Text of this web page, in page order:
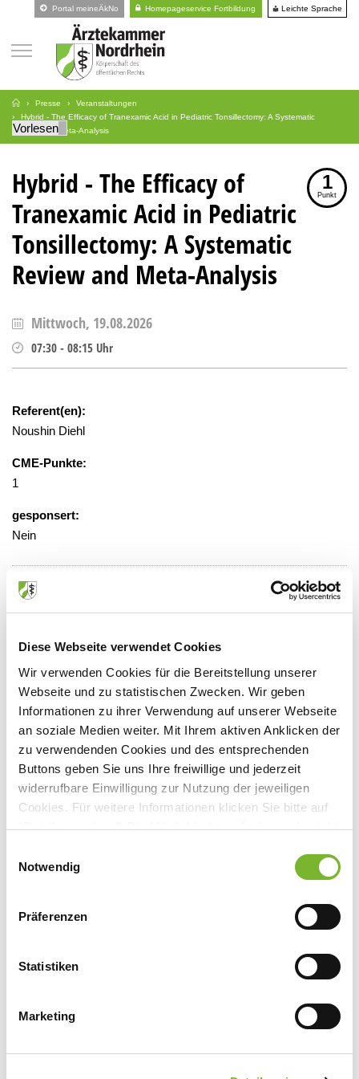
Diese Webseite verwendet Cookies
Wir verwenden Cookies für die Bereitstellung unserer
Webseite und zu statistischen Zwecken. Wir geben
Informationen zu ihrer Verwendung auf unserer Webseite
an soziale Medien weiter. Mit Ihrem aktiven Anklicken der
zu verwendenden Cookies und des entsprechenden
Buttons geben Sie uns Ihre freiwillige und jederzeit
widerrufbare Einwilligung zur Nutzung der jeweiligen
Cookies. Für weitere Informationen klicken Sie bitte auf
"Details anzeigen". Die Möglichkeit zur Änderung besteht
Datenschutzerklärung
Notwendig
Präferenzen
Statistiken
Marketing
Portal meineÄkNo Homepageservice Fortbildung Leichte Sprache
Presse
Veranstaltungen
Hybrid - The Efficacy of Tranexamic Acid in Pediatric Tonsillectomy: A Systematic
Review and Meta-Analysis
Vorlesen
Hybrid - The Efficacy of
Tranexamic Acid in Pediatric
Tonsillectomy: A Systematic
Review and Meta-Analysis
1
Punkt
Mittwoch, 19.08.2026
07:30 - 08:15 Uhr
Referent(en):
Noushin Diehl
CME-Punkte:
1
gesponsert:
Nein
gebührenfrei, Anmeldung erforderlich
Universitätsklinikum, Geb. A04, Raum
EG 109, Teilnahme auch in Virtueller
Präsenz möglich
Venusberg-Campus 1, 53127 Bonn
Anbieter:
Herrn Prof. Dr. Strieth
53127 Bonn